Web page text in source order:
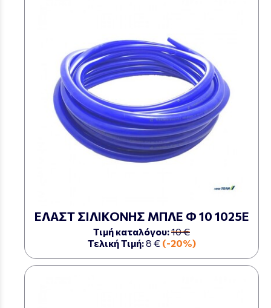
ΕΛΑΣΤ ΣΙΛΙΚΟΝΗΣ ΜΠΛΕ Φ 10 1025Ε
Τιμή καταλόγου:10 €
Τελική Τιμή:8 € (-20%)